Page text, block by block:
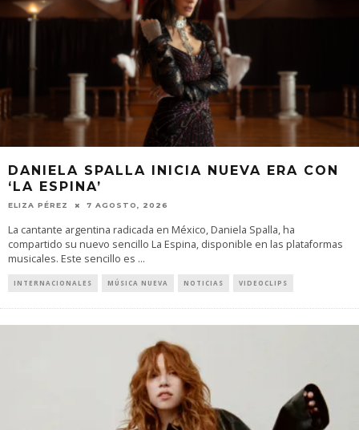
DANIELA SPALLA INICIA NUEVA ERA CON
‘LA ESPINA’
ELIZA PÉREZ 7 AGOSTO, 2026
La cantante argentina radicada en México, Daniela Spalla, ha
compartido su nuevo sencillo La Espina, disponible en las plataformas
musicales. Este sencillo es ...
INTERNACIONALES MÚSICA NUEVA NOTICIAS VIDEOCLIPS